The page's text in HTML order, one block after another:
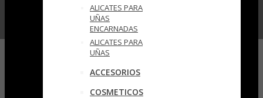
ALICATES PARA
UÑAS
ENCARNADAS
ALICATES PARA
UÑAS
ACCESORIOS
COSMETICOS